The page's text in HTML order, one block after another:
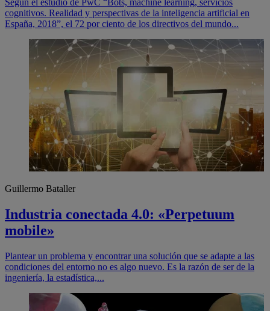
Según el estudio de PwC “Bots, machine learning, servicios
cognitivos. Realidad y perspectivas de la inteligencia artificial en
España, 2018”, el 72 por ciento de los directivos del mundo...
Guillermo Bataller
Industria conectada 4.0: «Perpetuum
mobile»
Plantear un problema y encontrar una solución que se adapte a las
condiciones del entorno no es algo nuevo. Es la razón de ser de la
ingeniería, la estadística,...